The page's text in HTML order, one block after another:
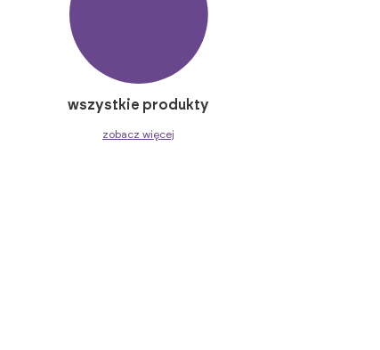
wszystkie produkty
zobacz więcej